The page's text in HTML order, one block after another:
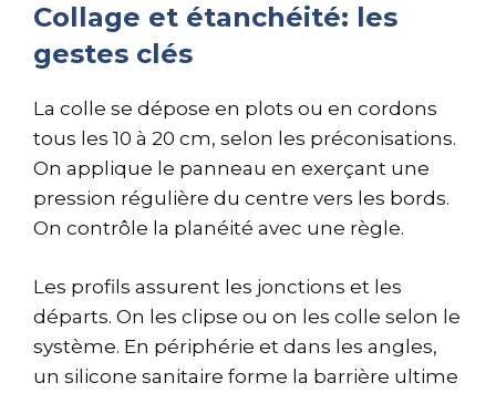
Collage et étanchéité: les
gestes clés
La colle se dépose en plots ou en cordons
tous les 10 à 20 cm, selon les préconisations.
On applique le panneau en exerçant une
pression régulière du centre vers les bords.
On contrôle la planéité avec une règle.
Les profils assurent les jonctions et les
départs. On les clipse ou on les colle selon le
système. En périphérie et dans les angles,
un silicone sanitaire forme la barrière ultime